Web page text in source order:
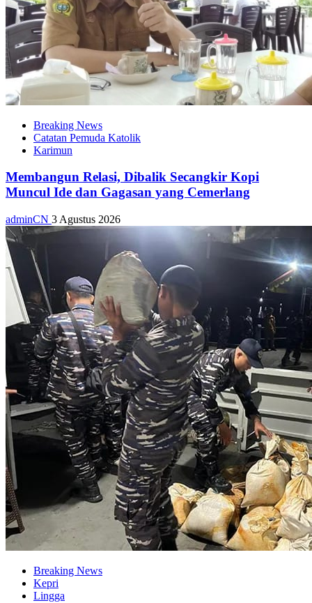
Breaking News
Catatan Pemuda Katolik
Karimun
Membangun Relasi, Dibalik Secangkir Kopi
Muncul Ide dan Gagasan yang Cemerlang
adminCN 3 Agustus 2026
Breaking News
Kepri
Lingga